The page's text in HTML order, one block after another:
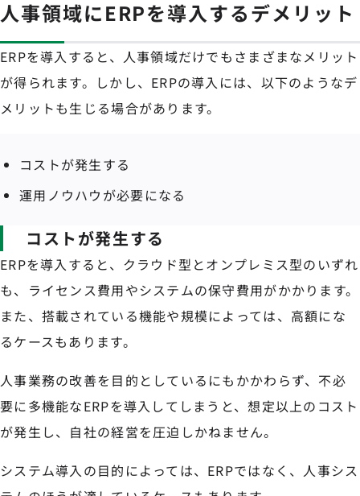
人事領域にERPを導入するデメリット
ERPを導入すると、人事領域だけでもさまざまなメリット
が得られます。しかし、ERPの導入には、以下のようなデ
メリットも生じる場合があります。
コストが発生する
運用ノウハウが必要になる
コストが発生する
ERPを導入すると、クラウド型とオンプレミス型のいずれ
も、ライセンス費用やシステムの保守費用がかかります。
また、搭載されている機能や規模によっては、高額にな
るケースもあります。
人事業務の改善を目的としているにもかかわらず、不必
要に多機能なERPを導入してしまうと、想定以上のコスト
が発生し、自社の経営を圧迫しかねません。
システム導入の目的によっては、ERPではなく、人事シス